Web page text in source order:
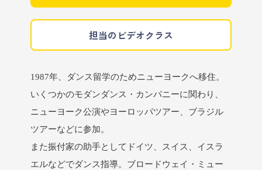
担当のビデオクラス
1987年、ダンス留学のためニューヨークへ移住。
いくつかのモダンダンス・カンパニーに関わり、
ニューヨーク公演やヨーロッパツアー、ブラジル
ツアーなどに参加。
また振付家の助手としてドイツ、スイス、イスラ
エルなどでダンス指導。ブロードウェイ・ミュー